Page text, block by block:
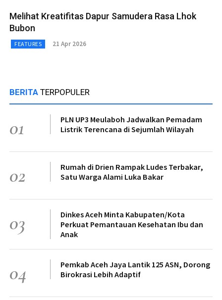
Melihat Kreatifitas Dapur Samudera Rasa Lhok
Bubon
FEATURES 21 Apr 2026
BERITA TERPOPULER
01
PLN UP3 Meulaboh Jadwalkan Pemadam
Listrik Terencana di Sejumlah Wilayah
02
Rumah di Drien Rampak Ludes Terbakar,
Satu Warga Alami Luka Bakar
03
Dinkes Aceh Minta Kabupaten/Kota
Perkuat Pemantauan Kesehatan Ibu dan
Anak
04
Pemkab Aceh Jaya Lantik 125 ASN, Dorong
Birokrasi Lebih Adaptif